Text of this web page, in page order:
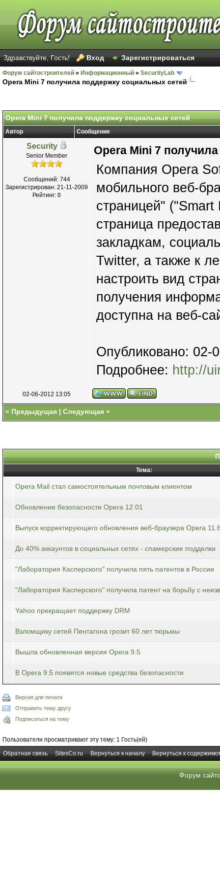
Здравствуйте, Гость! Вход Зарегистрироваться
Форум сайтостроителей » Информационный » SecurityLab
Opera Mini 7 получила поддержку социальных сетей
Opera Mini 7 получила поддержку социальных сетей
Автор Сообщение
Security
Senior Member
Сообщений: 744
Зарегистрирован: 21-11-2009
Рейтинг: 0
Opera Mini 7
Компания Opera
мобильного веб-
страницей"
страница
закладкам,
Twitter, а также к
настроить вид
получения
доступна на веб-
Опубликовано: 02-
Подробнее: http://
02-06-2012 13:05
« Предыдущая | Следующая »
Тема:
Opera Mail стал самостоятельным почтовым клиентом
Обновление безопасности Opera 12.01
Выпуск корректирующего обновления веб-браузера Opera
До 40% аккаунтов в социальных сетях - спамерские подделки
"Лаборатория Касперского" получила пять патентов в России
"Лаборатория Касперского" получила патент на борьбу с
Yahoo прекращает поддержку DRM
Взломщику сетей Пентагона грозит 60 лет тюрьмы
Вышла обновленная версия Opera 9.5
В Opera 9.5 появятся новые средства безопасности
Версия для печати
Отправить тему другу
Подписаться на тему
Пользователи просматривают эту тему: 1 Гость(ей)
Обратная связь
SitesCo.ru Вернуться к началу Вернуться к
Форум